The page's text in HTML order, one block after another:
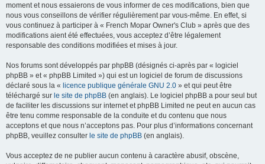
moment et nous essaierons de vous informer de ces modifications, bien que
nous vous conseillons de vérifier régulièrement par vous-même. En effet, si
vous continuez à participer à « French Mopar Owner's Club » après que des
modifications aient été effectuées, vous acceptez d’être légalement
responsable des conditions modifiées et mises à jour.
Nos forums sont développés par phpBB (désignés ci-après par « logiciel
phpBB » et « phpBB Limited ») qui est un logiciel de forum de discussions
déclaré sous la « licence publique générale GNU 2.0 » et qui peut être
téléchargé sur le site de phpBB (en anglais). Le logiciel phpBB a pour seul but
de faciliter les discussions sur internet et phpBB Limited ne peut en aucun cas
être tenu comme responsable de la conduite et du contenu que nous
acceptons et que nous n’acceptons pas. Pour plus d’informations concernant
phpBB, veuillez consulter le site de phpBB (en anglais).
Vous acceptez de ne publier aucun contenu à caractère abusif, obscène,